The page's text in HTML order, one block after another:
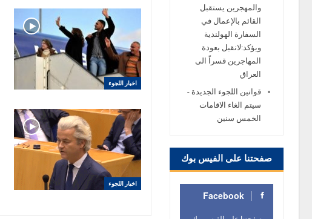
اخبار اللجوء
اخبار اللجوء
والمهجرين يستقبل
القائم بالإعمال في
السفارة الهولندية
ويؤكد:لانقبل بعودة
المهاجرين قسراً الى
العراق
قوانين اللجوء الجديدة -
سيتم الغاء الاقامات
الخمس سنين
صفحتنا على الفيس بوك
Facebook